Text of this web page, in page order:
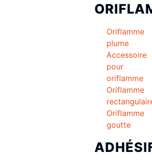
Oriflamme
plume
Accessoire
pour
oriflamme
Oriflamme
Oriflamme
goutte